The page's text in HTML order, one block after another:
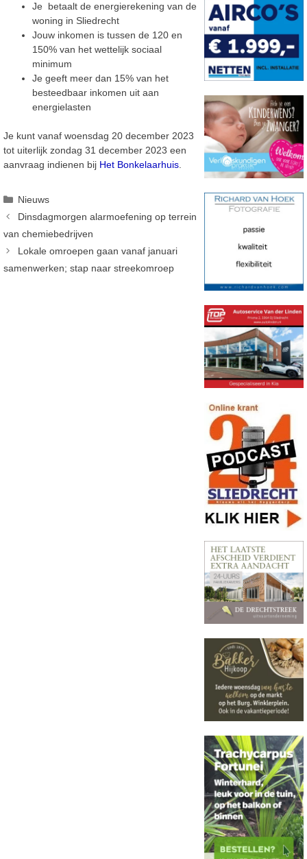
Je betaalt de energierekening van de
woning in Sliedrecht
Jouw inkomen is tussen de 120 en
150% van het wettelijk sociaal
minimum
Je geeft meer dan 15% van het
besteedbaar inkomen uit aan
energielasten
Je kunt vanaf woensdag 20 december 2023
tot uiterlijk zondag 31 december 2023 een
aanvraag indienen bij Het Bonkelaarhuis.
Categorieën
Nieuws
Dinsdagmorgen alarmoefening op terrein
van chemiebedrijven
Lokale omroepen gaan vanaf januari
samenwerken; stap naar streekomroep